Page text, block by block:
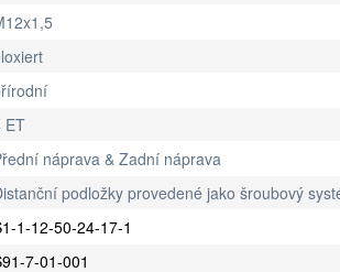
ET
náprava & Zadní náprava
podložky provedené jako šroubový
1-12-50-24-17-1
7-01-001